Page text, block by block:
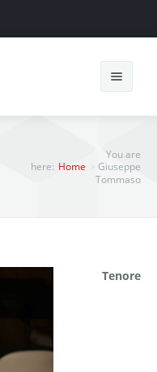
You are
here: Home
Giuseppe
Tommaso
Tenore